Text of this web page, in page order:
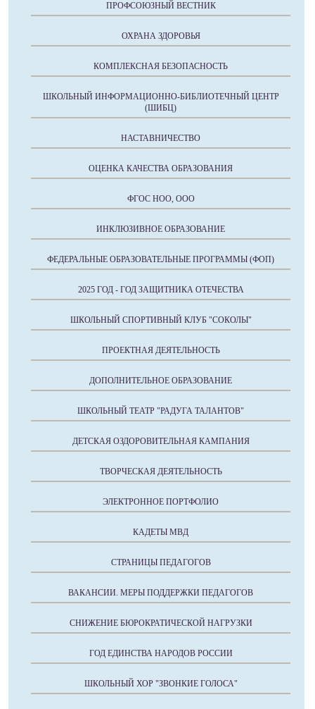
ПРОФСОЮЗНЫЙ ВЕСТНИК
ОХРАНА ЗДОРОВЬЯ
КОМПЛЕКСНАЯ БЕЗОПАСНОСТЬ
ШКОЛЬНЫЙ ИНФОРМАЦИОННО-БИБЛИОТЕЧНЫЙ ЦЕНТР
(ШИБЦ)
НАСТАВНИЧЕСТВО
ОЦЕНКА КАЧЕСТВА ОБРАЗОВАНИЯ
ФГОС НОО, ООО
ИНКЛЮЗИВНОЕ ОБРАЗОВАНИЕ
ФЕДЕРАЛЬНЫЕ ОБРАЗОВАТЕЛЬНЫЕ ПРОГРАММЫ (ФОП)
2025 ГОД - ГОД ЗАЩИТНИКА ОТЕЧЕСТВА
ШКОЛЬНЫЙ СПОРТИВНЫЙ КЛУБ "СОКОЛЫ"
ПРОЕКТНАЯ ДЕЯТЕЛЬНОСТЬ
ДОПОЛНИТЕЛЬНОЕ ОБРАЗОВАНИЕ
ШКОЛЬНЫЙ ТЕАТР "РАДУГА ТАЛАНТОВ"
ДЕТСКАЯ ОЗДОРОВИТЕЛЬНАЯ КАМПАНИЯ
ТВОРЧЕСКАЯ ДЕЯТЕЛЬНОСТЬ
ЭЛЕКТРОННОЕ ПОРТФОЛИО
КАДЕТЫ МВД
СТРАНИЦЫ ПЕДАГОГОВ
ВАКАНСИИ. МЕРЫ ПОДДЕРЖКИ ПЕДАГОГОВ
СНИЖЕНИЕ БЮРОКРАТИЧЕСКОЙ НАГРУЗКИ
ГОД ЕДИНСТВА НАРОДОВ РОССИИ
ШКОЛЬНЫЙ ХОР "ЗВОНКИЕ ГОЛОСА"